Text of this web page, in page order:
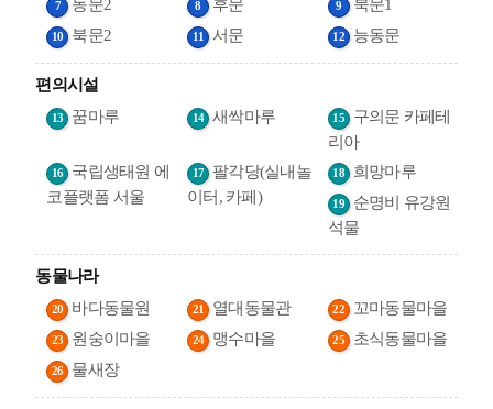
7 동문2 8 후문 9 북문1
10 북문2 11 서문 12 능동문
편의시설
13 꿈마루 14 새싹마루 15
구의문 카페테
리아
16
국립생태원 에
코플랫폼 서울
17
팔각당(실내놀
이터, 카페)
18 희망마루
19
순명비 유강원
석물
동물나라
20 바다동물원 21 열대동물관 22 꼬마동물마을
23 원숭이마을 24 맹수마을 25 초식동물마을
26 물새장